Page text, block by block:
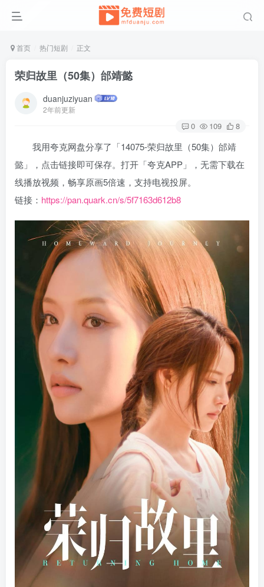
首页 热门短剧 正文
荣归故里（50集）邰靖懿
duanjuziyuan
2年前更新
0 109 8
我用夸克网盘分享了「14075-荣归故里（50集）邰靖
懿」，点击链接即可保存。打开「夸克APP」，无需下载在
线播放视频，畅享原画5倍速，支持电视投屏。
链接： https://pan.quark.cn/s/5f7163d612b8